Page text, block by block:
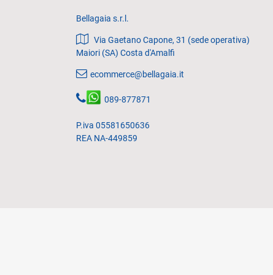
Bellagaia s.r.l.
Via Gaetano Capone, 31 (sede operativa)
Maiori (SA) Costa d'Amalfi
ecommerce@bellagaia.it
089-877871
P.iva 05581650636
REA NA-449859